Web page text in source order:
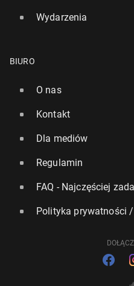
Wydarzenia
BIURO
O nas
Kontakt
Dla mediów
Regulamin
FAQ - Najczęściej
Polityka prywatności